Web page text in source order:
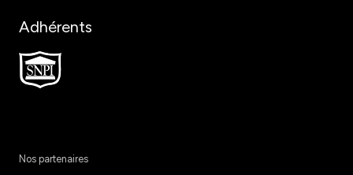
Adhérents
Nos partenaires